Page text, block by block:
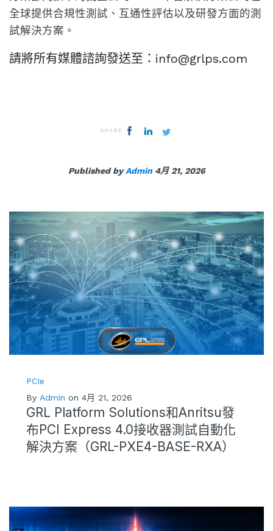
全球提供合規性測試、互通性評估以及研發方面的測
試解決方案。
請將所有媒體諮詢發送至：info@grlps.com
SHARE
Published byAdmin4月 21, 2026
PCIe
By Admin on 4月 21, 2026
GRL Platform Solutions和Anritsu發
布PCI Express 4.0接收器測試自動化
解決方案（GRL-PXE4-BASE-RXA）